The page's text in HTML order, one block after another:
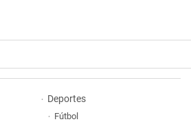
Deportes
Fútbol